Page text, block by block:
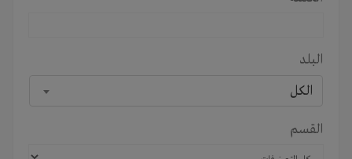
البلد
الكل
القسم